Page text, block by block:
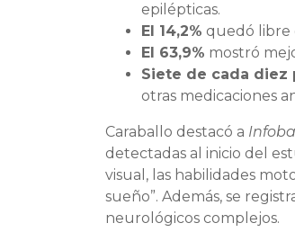
epilépticas.
El 14,2% quedó libre
El 63,9% mostró
Siete de cada diez
otras medicaciones
Caraballo destacó a
detectadas al inicio del
visual, las habilidades
sueño”. Además, se
neurológicos complejos.